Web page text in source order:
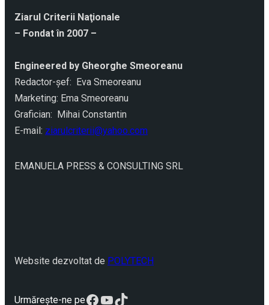
Ziarul Criterii Naţionale
– Fondat în 2007 –
Engineered by Gheorghe Smeoreanu
Redactor-şef: Eva Smeoreanu
Marketing: Ema Smeoreanu
Grafician: Mihai Constantin
E-mail: ziarulcriterii@yahoo.com
EMANUELA PRESS & CONSULTING SRL
Website dezvoltat de POLYTECH
Urmărește-ne peFacebook
YouTube
TikTok